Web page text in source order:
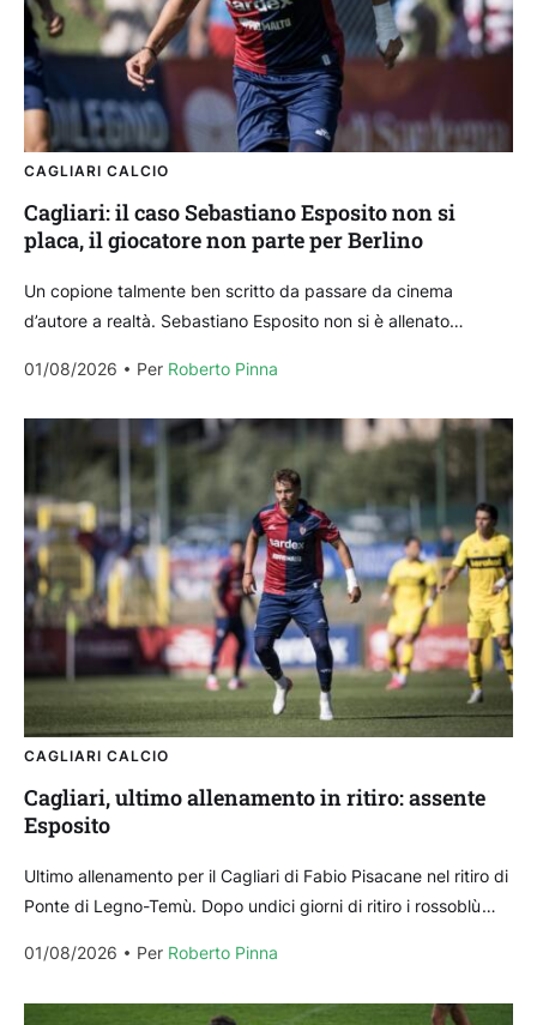
CAGLIARI CALCIO
Cagliari: il caso Sebastiano Esposito non si
placa, il giocatore non parte per Berlino
Un copione talmente ben scritto da passare da cinema
d’autore a realtà. Sebastiano Esposito non si è allenato
01/08/2026
Per Roberto Pinna
CAGLIARI CALCIO
Cagliari, ultimo allenamento in ritiro: assente
Esposito
Ultimo allenamento per il Cagliari di Fabio Pisacane nel ritiro di
Ponte di Legno-Temù. Dopo undici giorni di ritiro i rossoblù
01/08/2026
Per Roberto Pinna